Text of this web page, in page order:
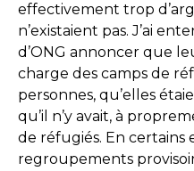
effectivement trop
n’existaient pas. J’ai
d’ONG annoncer que
charge des camps de
personnes, qu’elles
qu’il n’y avait, à
de réfugiés. En certains
regroupements